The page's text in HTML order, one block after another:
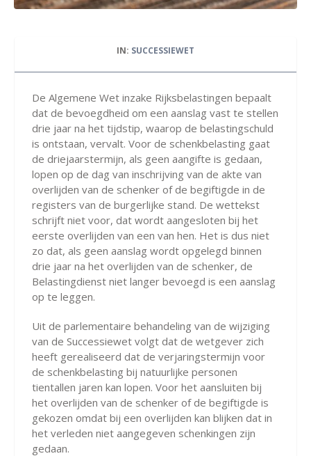
IN: SUCCESSIEWET
De Algemene Wet inzake Rijksbelastingen bepaalt
dat de bevoegdheid om een aanslag vast te stellen
drie jaar na het tijdstip, waarop de belastingschuld
is ontstaan, vervalt. Voor de schenkbelasting gaat
de driejaarstermijn, als geen aangifte is gedaan,
lopen op de dag van inschrijving van de akte van
overlijden van de schenker of de begiftigde in de
registers van de burgerlijke stand. De wettekst
schrijft niet voor, dat wordt aangesloten bij het
eerste overlijden van een van hen. Het is dus niet
zo dat, als geen aanslag wordt opgelegd binnen
drie jaar na het overlijden van de schenker, de
Belastingdienst niet langer bevoegd is een aanslag
op te leggen.
Uit de parlementaire behandeling van de wijziging
van de Successiewet volgt dat de wetgever zich
heeft gerealiseerd dat de verjaringstermijn voor
de schenkbelasting bij natuurlijke personen
tientallen jaren kan lopen. Voor het aansluiten bij
het overlijden van de schenker of de begiftigde is
gekozen omdat bij een overlijden kan blijken dat in
het verleden niet aangegeven schenkingen zijn
gedaan.